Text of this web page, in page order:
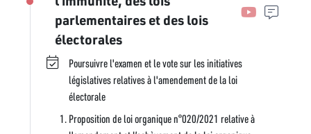
parlementaires et des lois
électorales
Poursuivre l'examen et le vote sur les initiatives
législatives relatives à l'amendement de la loi
électorale
Proposition de loi organique n°020/2021 relative à